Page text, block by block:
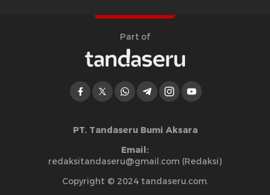
Part of
PT. Tandaseru Bumi Aksara
Email:
redaksitandaseru@gmail.com (Redaksi)
Copyright © 2024 tandaseru.com.